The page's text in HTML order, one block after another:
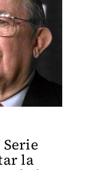
Serie
la